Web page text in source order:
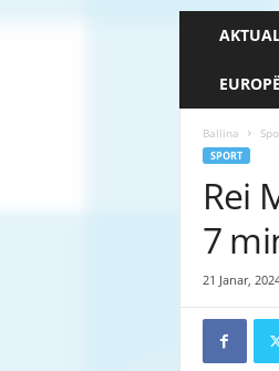
EUROPË
Ballina
SPORT
Rei
7
21 Janar,